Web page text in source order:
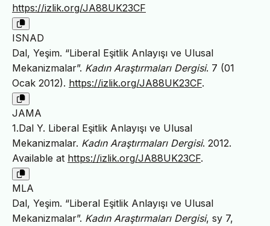
https://izlik.org/JA88UK23CF
ISNAD
Dal, Yeşim. “Liberal Eşitlik Anlayışı ve Ulusal
Mekanizmalar”. Kadın Araştırmaları Dergisi. 7 (01
Ocak 2012). https://izlik.org/JA88UK23CF.
JAMA
1.Dal Y. Liberal Eşitlik Anlayışı ve Ulusal
Mekanizmalar. Kadın Araştırmaları Dergisi. 2012.
Available at https://izlik.org/JA88UK23CF.
MLA
Dal, Yeşim. “Liberal Eşitlik Anlayışı ve Ulusal
Mekanizmalar”. Kadın Araştırmaları Dergisi, sy 7,